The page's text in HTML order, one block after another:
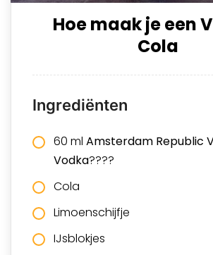
Hoe maak je een
Cola
Ingrediënten
60 ml Amsterdam Republic
Vodka????
Cola
Limoenschijfje
IJsblokjes